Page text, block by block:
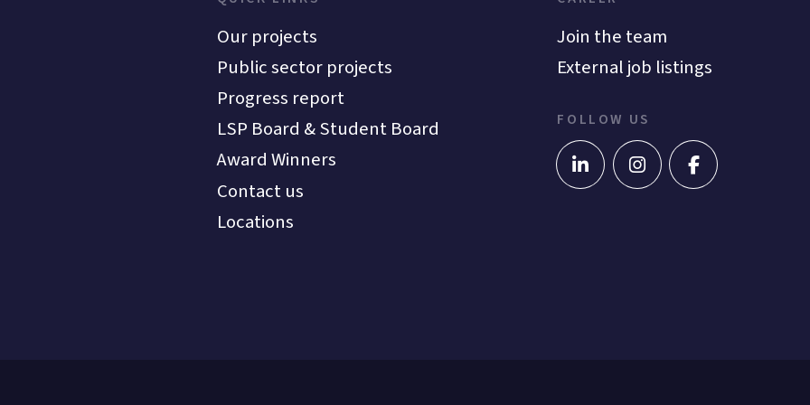
Our projects
Public sector projects
Progress report
LSP Board & Student Board
Award Winners
Contact us
Locations
Join the team
External job listings
FOLLOW US